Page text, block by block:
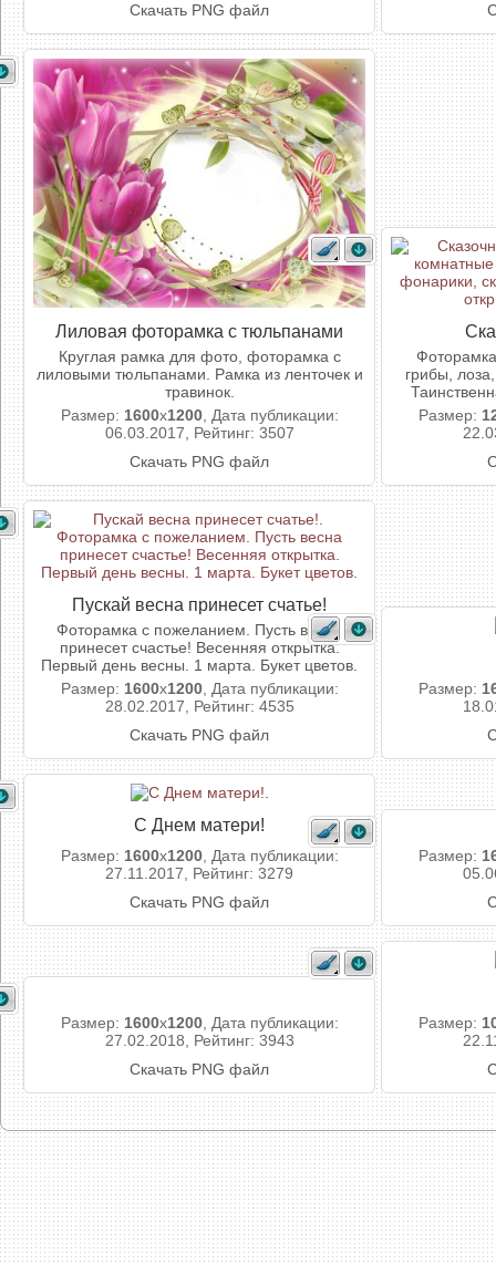
Скачать PNG файл
Лиловая фоторамка с тюльпанами
Круглая рамка для фото, фоторамка с
лиловыми тюльпанами. Рамка из ленточек и
травинок.
Размер: 1600x1200, Дата публикации:
06.03.2017, Рейтинг: 3507
Скачать PNG файл
грибы,
Размер:
Пускай весна принесет счатье!
Фоторамка с пожеланием. Пусть весна
принесет счастье! Весенняя открытка.
Первый день весны. 1 марта. Букет цветов.
Размер: 1600x1200, Дата публикации:
28.02.2017, Рейтинг: 4535
Скачать PNG файл
Размер:
С Днем матери!
Размер: 1600x1200, Дата публикации:
27.11.2017, Рейтинг: 3279
Скачать PNG файл
Размер:
Размер: 1600x1200, Дата публикации:
27.02.2018, Рейтинг: 3943
Скачать PNG файл
Размер: